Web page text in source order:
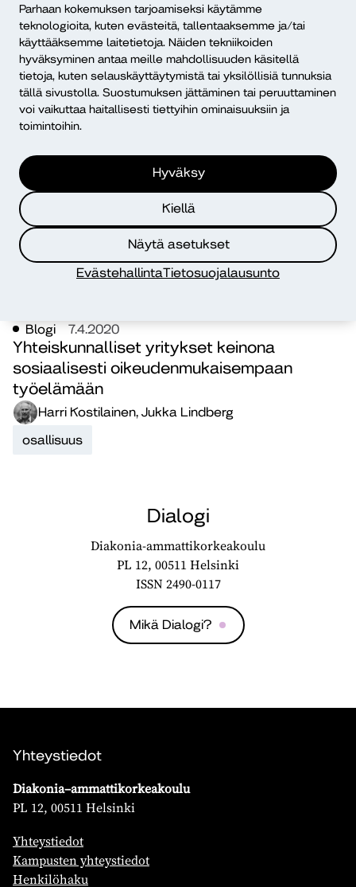
Parhaan kokemuksen tarjoamiseksi käytämme
teknologioita, kuten evästeitä, tallentaaksemme ja/tai
käyttääksemme laitetietoja. Näiden tekniikoiden
hyväksyminen antaa meille mahdollisuuden käsitellä
tietoja, kuten selauskäyttäytymistä tai yksilöllisiä tunnuksia
tällä sivustolla. Suostumuksen jättäminen tai peruuttaminen
voi vaikuttaa haitallisesti tiettyihin ominaisuuksiin ja
toimintoihin.
Hyväksy
Kiellä
Näytä asetukset
EvästehallintaTietosuojalausunto
Blogi 23.6.2022
Yhteisötalous etenee myötätuulessa
Euroopassa
Eeva Salmi, Elli Keränen, Harri Kostilainen, Jukka
Lindberg
Blogi 7.4.2020
Yhteiskunnalliset yritykset keinona
sosiaalisesti oikeudenmukaisempaan
työelämään
Harri Kostilainen, Jukka Lindberg
osallisuus
Dialogi
Diakonia-ammattikorkeakoulu
PL 12, 00511 Helsinki
ISSN 2490-0117
Mikä Dialogi?
Yhteystiedot
Diakonia–ammattikorkeakoulu
PL 12, 00511 Helsinki
Yhteystiedot
Kampusten yhteystiedot
Henkilöhaku